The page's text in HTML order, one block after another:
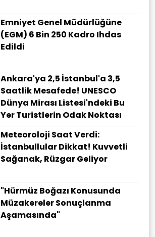
Emniyet Genel Müdürlüğüne
(EGM) 6 Bin 250 Kadro Ihdas
Edildi
Ankara'ya 2,5 İstanbul'a 3,5
Saatlik Mesafede! UNESCO
Dünya Mirası Listesi'ndeki Bu
Yer Turistlerin Odak Noktası
Meteoroloji Saat Verdi:
İstanbullular Dikkat! Kuvvetli
Sağanak, Rüzgar Geliyor
"Hürmüz Boğazı Konusunda
Müzakereler Sonuçlanma
Aşamasında"